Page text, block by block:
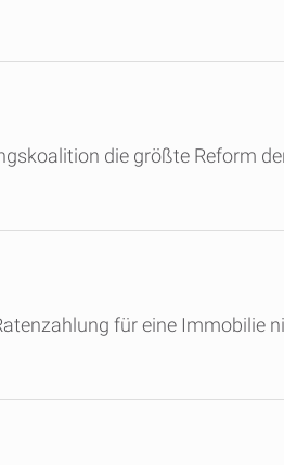
die größte Reform
für eine Immobilie